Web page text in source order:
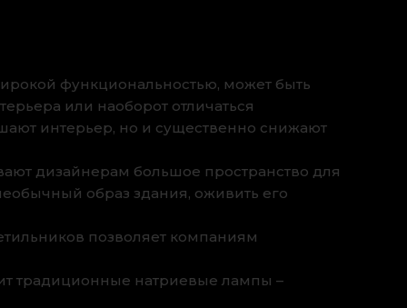
функциональностью, может быть
или наоборот отличаться
интерьер, но и существенно снижают
дизайнерам большое пространство для
образ здания, оживить его
позволяет компаниям
традиционные натриевые лампы –